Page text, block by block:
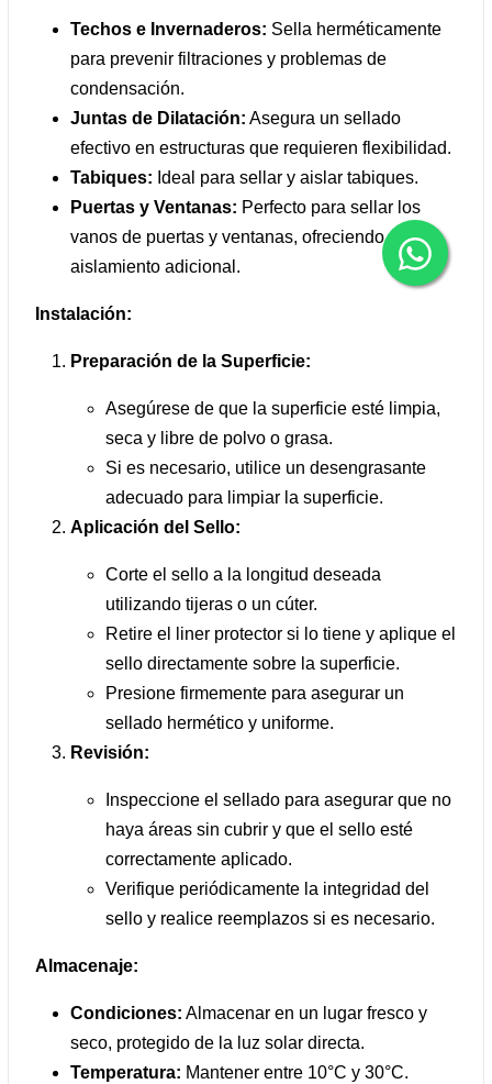
Techos e Invernaderos: Sella herméticamente
para prevenir filtraciones y problemas de
condensación.
Juntas de Dilatación: Asegura un sellado
efectivo en estructuras que requieren flexibilidad.
Tabiques: Ideal para sellar y aislar tabiques.
Puertas y Ventanas: Perfecto para sellar los
vanos de puertas y ventanas, ofreciendo
aislamiento adicional.
Instalación:
Preparación de la Superficie:
Asegúrese de que la superficie esté limpia,
seca y libre de polvo o grasa.
Si es necesario, utilice un desengrasante
adecuado para limpiar la superficie.
Aplicación del Sello:
Corte el sello a la longitud deseada
utilizando tijeras o un cúter.
Retire el liner protector si lo tiene y aplique el
sello directamente sobre la superficie.
Presione firmemente para asegurar un
sellado hermético y uniforme.
Revisión:
Inspeccione el sellado para asegurar que no
haya áreas sin cubrir y que el sello esté
correctamente aplicado.
Verifique periódicamente la integridad del
sello y realice reemplazos si es necesario.
Almacenaje:
Condiciones: Almacenar en un lugar fresco y
seco, protegido de la luz solar directa.
Temperatura: Mantener entre 10°C y 30°C.